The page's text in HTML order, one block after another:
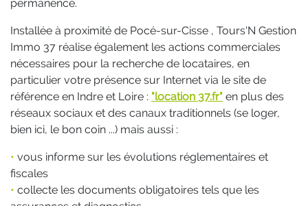
permanence.
Installée à proximité de Pocé-sur-Cisse , Tours'N Gestion
Immo 37 réalise également les actions commerciales
nécessaires pour la recherche de locataires, en
particulier votre présence sur Internet via le site de
référence en Indre et Loire : "location 37.fr" en plus des
réseaux sociaux et des canaux traditionnels (se loger,
bien ici, le bon coin ...) mais aussi :
• vous informe sur les évolutions réglementaires et
fiscales
• collecte les documents obligatoires tels que les